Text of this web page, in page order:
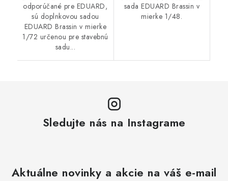
odporúčané pre EDUARD,
sú doplnkovou sadou
EDUARD Brassin v mierke
1/72 určenou pre stavebnú
sadu...
sada EDUARD Brassin v
mierke 1/48.
Sledujte nás na Instagrame
Aktuálne novinky a akcie na váš e-mail